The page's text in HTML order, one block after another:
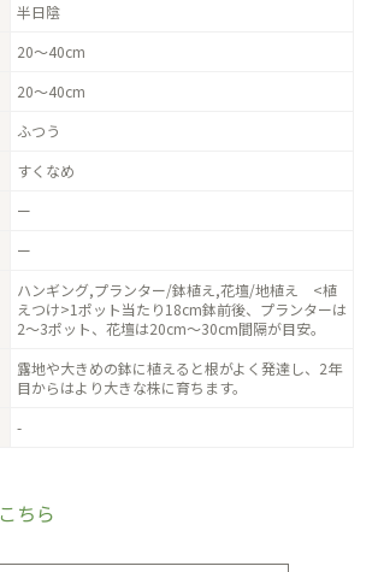
半日陰
20〜40cm
20〜40cm
ふつう
すくなめ
ー
ー
ハンギング,プランター/鉢植え,花壇/地植え <植
えつけ>1ポット当たり18cm鉢前後、プランターは
2〜3ポット、花壇は20cm〜30cm間隔が目安。
露地や大きめの鉢に植えると根がよく発達し、2年
目からはより大きな株に育ちます。
-
こちら